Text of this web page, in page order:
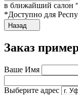
в ближайший салон
*Доступно для
Назад
Заказ
Ваше Имя
Выберите адрес